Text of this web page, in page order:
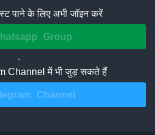
पाने के लिए अभी जॉइन करें
Group
.
Channel में भी जुड़ सकते हैं
Channel